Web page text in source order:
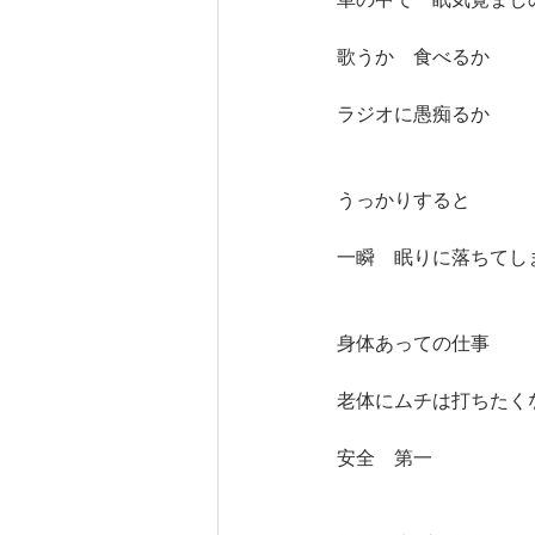
歌うか　食べるか
ラジオに愚痴るか
うっかりすると
一瞬　眠りに落ちてし
身体あっての仕事
老体にムチは打ちたく
安全　第一